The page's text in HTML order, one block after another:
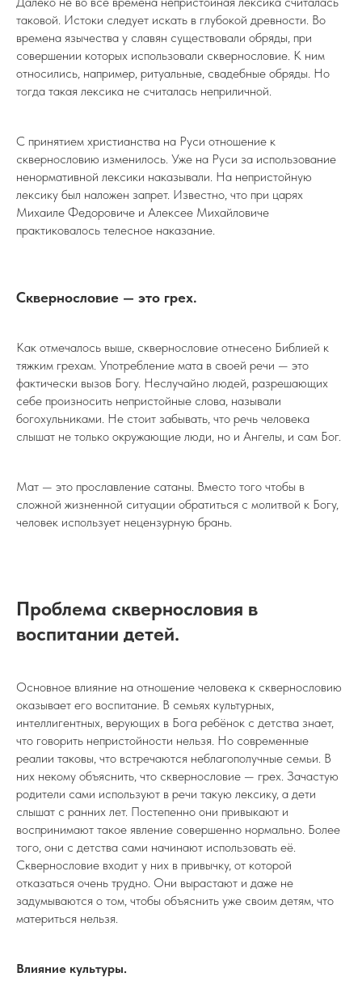
таковой. Истоки следует искать в глубокой древности. Во
времена язычества у славян существовали обряды, при
совершении которых использовали сквернословие. К ним
относились, например, ритуальные, свадебные обряды. Но
тогда такая лексика не считалась неприличной.
С принятием христианства на Руси отношение к
сквернословию изменилось. Уже на Руси за использование
ненормативной лексики наказывали. На непристойную
лексику был наложен запрет. Известно, что при царях
Михаиле Федоровиче и Алексее Михайловиче
практиковалось телесное наказание.
Сквернословие — это грех.
Как отмечалось выше, сквернословие отнесено Библией к
тяжким грехам. Употребление мата в своей речи — это
фактически вызов Богу. Неслучайно людей, разрешающих
себе произносить непристойные слова, называли
богохульниками. Не стоит забывать, что речь человека
слышат не только окружающие люди, но и Ангелы, и сам Бог.
Мат — это прославление сатаны. Вместо того чтобы в
сложной жизненной ситуации обратиться с молитвой к Богу,
человек использует нецензурную брань.
Проблема сквернословия в
воспитании детей.
Основное влияние на отношение человека к сквернословию
оказывает его воспитание. В семьях культурных,
интеллигентных, верующих в Бога ребёнок с детства знает,
что говорить непристойности нельзя. Но современные
реалии таковы, что встречаются неблагополучные семьи. В
них некому объяснить, что сквернословие — грех. Зачастую
родители сами используют в речи такую лексику, а дети
слышат с ранних лет. Постепенно они привыкают и
воспринимают такое явление совершенно нормально. Более
того, они с детства сами начинают использовать её.
Сквернословие входит у них в привычку, от которой
отказаться очень трудно. Они вырастают и даже не
задумываются о том, чтобы объяснить уже своим детям, что
материться нельзя.
Влияние культуры.